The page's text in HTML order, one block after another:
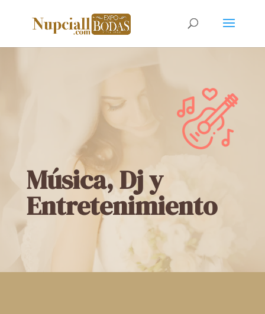
Música, Dj y
Entretenimiento